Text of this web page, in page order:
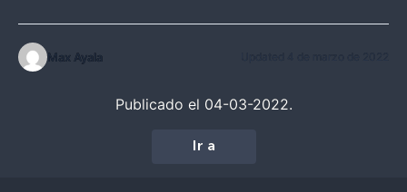
Max Ayala
Publicado el 04-03-2022.
Ir a